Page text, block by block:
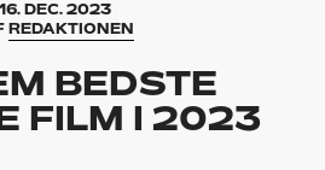
16. DEC. 2023
REDAKTIONEN
BEDSTE
FILM I 2023